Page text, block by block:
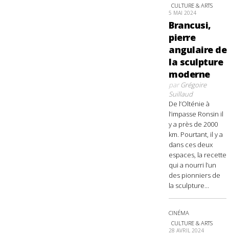
CULTURE & ARTS
5 MAI 2024
Brancusi,
pierre
angulaire de
la sculpture
moderne
parGrégoire
Suillaud
De l’Olténie à
l’impasse Ronsin il
y a près de 2000
km. Pourtant, il y a
dans ces deux
espaces, la recette
qui a nourri l’un
des pionniers de
la sculpture...
CINÉMA
CULTURE & ARTS
28 AVRIL 2024